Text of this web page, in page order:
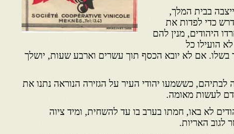
בבית המלך,
כדי לפדות את
היהודים, מנין להם
הועילו כל
בשלו. אם לא יובא הכסף תוך עשרים וארבע שעות, יושלך
לבתיהם, כששמעו יהודי העיר על הגזירה הנוראה נתנו את
לעשות מאומה.
לא באו, חמתו בערב בו עד להשחית, ומיד ציוה
לגוב האריות.